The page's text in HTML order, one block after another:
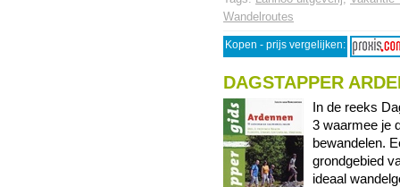
Wandelroutes
Kopen - prijs vergelijken:
DAGSTAPPER
In de reeks
3 waarmee je
bewandelen.
grondgebied
ideaal